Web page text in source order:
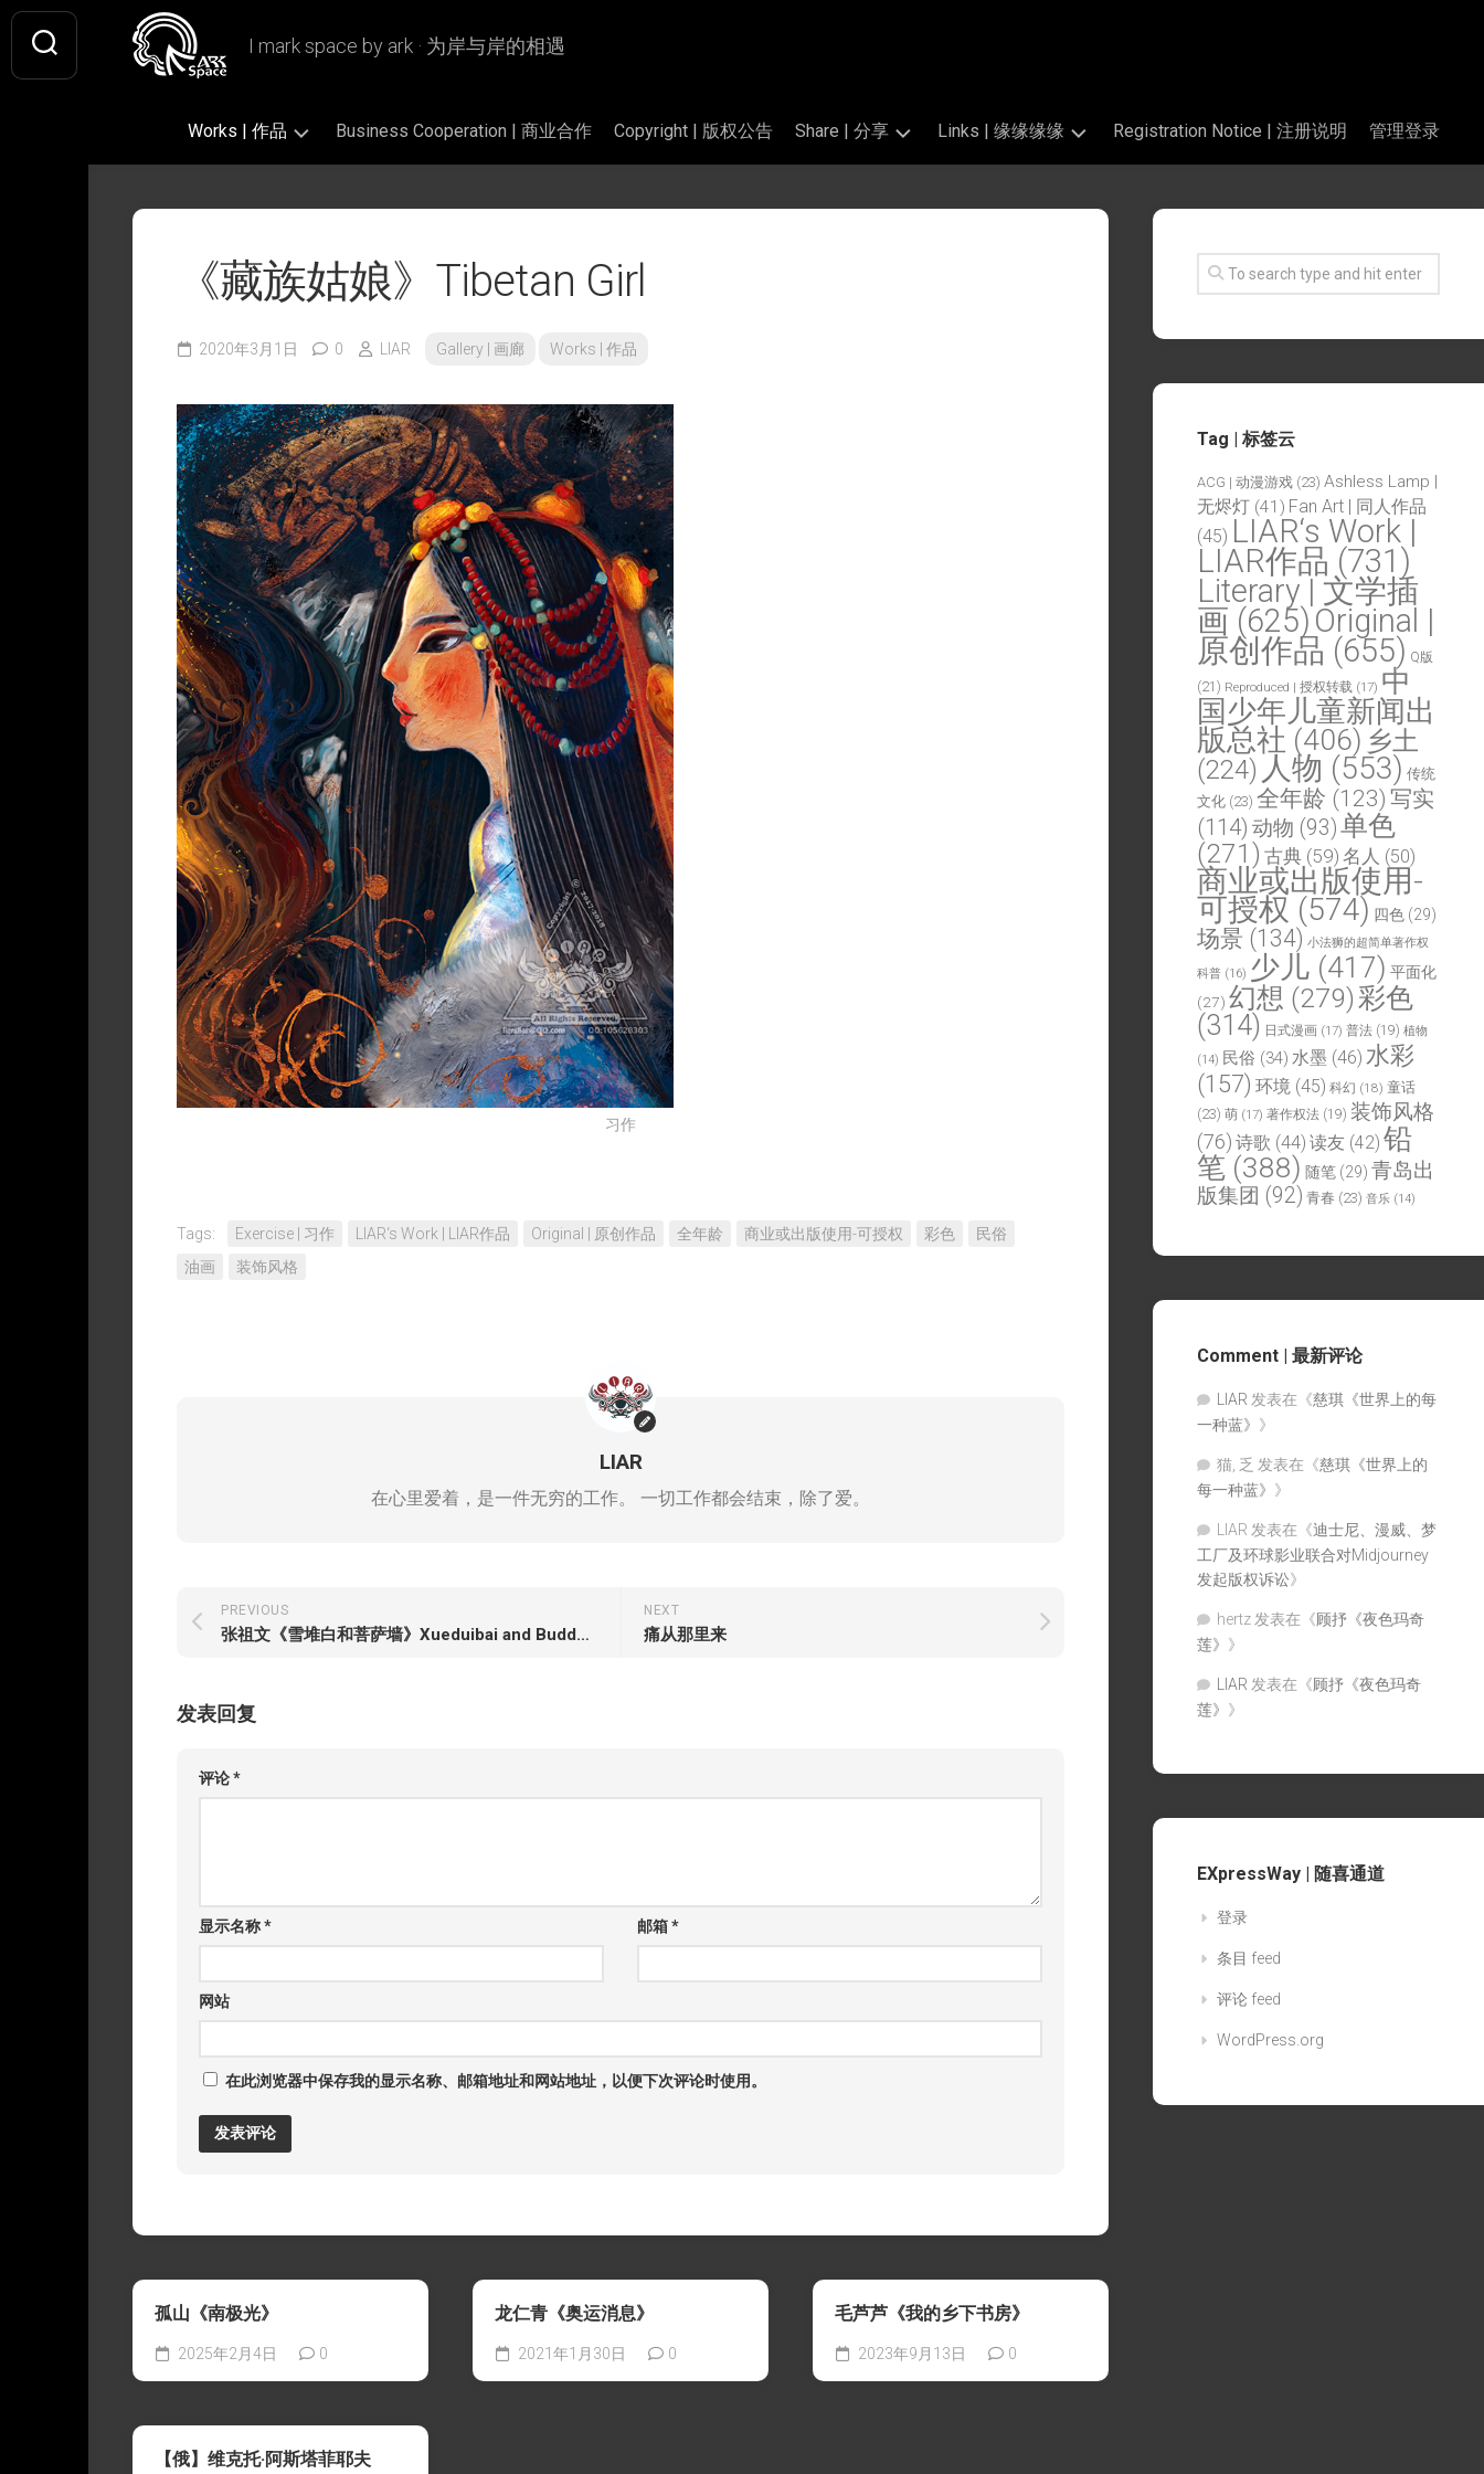
Skip
content
I mark space by ark · 为岸与岸的相遇
Works | 作品
廊
Original
创
Literary
Picture
绘
本
Fan
|
同
人
作
品
Ashless
无
烬
灯
系
列
Present
｜
礼
物
Design
设
|
籍
设
计
VIS
设
计
Writing
|
文
字
CiQi’s
Works
|
慈
琪
作
品
About
LIAR
关
于
LIAR
LIAR‘s
Work
|
LIAR
作
品
Cooperation
|
合
作
作
品
商
业
或
出
版
使
用-
可
授
权
Business Cooperation | 商业合作 Copyright | 版权公告 Share | 分享 Links | 缘缘缘缘 Registration Notice | 注册说明 管理登录
《藏族姑娘》Tibetan Girl
2020年3月1日 0 LIAR Gallery | 画廊 Works | 作品
习作
Tags: Exercise | 习作 LIAR‘s Work | LIAR作品 Original | 原创作品 全年龄 商业或出版使用-可授权 彩色
民俗
油画
装饰风格
LIAR
在心里爱着，是一件无穷的工作。 一切工作都会结束，除了爱。
NEXT
痛从那里来
PREVIOUS
张祖文《雪堆白和菩萨墙》Xueduibai and Buddha Wall
发表回复
评论*
显示名称* 邮箱*
网站
在此浏览器中保存我的显示名称、邮箱地址和网站地址，以便下次评论时使用。
孤山《南极光》
2025年2月4日 0
龙仁青《奥运消息》
2021年1月30日 0
毛芦芦《我的乡下书房》
2023年9月13日 0
【俄】维克托·阿斯塔菲耶夫
Tag | 标签云
ACG | 动漫游戏 (23) Ashless Lamp |
无烬灯 (41) Fan Art | 同人作品
(45) LIAR‘s Work |
LIAR作品 (731)
Literary | 文学插
画 (625) Original |
原创作品 (655) Q版
(21) Reproduced | 授权转载 (17) 中
国少年儿童新闻出
版总社 (406) 乡土
(224) 人物 (553) 传统
文化 (23) 全年龄 (123) 写实
(114) 动物 (93)单色
(271) 古典 (59) 名人 (50)
商业或出版使用-
可授权 (574) 四色 (29)
场景 (134) 小法狮的超简单著作权
科普 (16) 少儿 (417) 平面化
(27) 幻想 (279)彩色
(314) 日式漫画 (17) 普法 (19) 植物
(14) 民俗 (34) 水墨 (46) 水彩
(157) 环境 (45) 科幻 (18) 童话
(23) 萌 (17) 著作权法 (19) 装饰风格
(76) 诗歌 (44) 读友 (42) 铅
笔 (388) 随笔 (29) 青岛出
版集团 (92) 青春 (23) 音乐 (14)
Comment | 最新评论
LIAR 发表在《慈琪《世界上的每
一种蓝》 》
猫, 乏 发表在《慈琪《世界上的
每一种蓝》 》
LIAR 发表在《迪士尼、漫威、梦
工厂及环球影业联合对Midjourney
发起版权诉讼》
hertz 发表在《顾抒《夜色玛奇
莲》 》
LIAR 发表在《顾抒《夜色玛奇
莲》 》
EXpressWay | 随喜通道
登录
条目 feed
评论 feed
WordPress.org